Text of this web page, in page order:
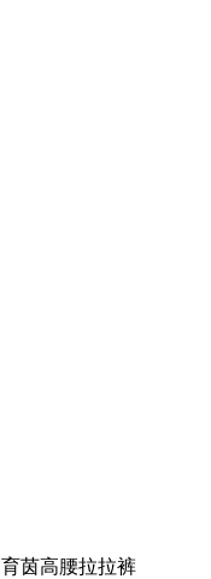
育茵高腰拉拉裤